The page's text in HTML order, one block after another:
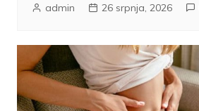
admin 26 srpnja, 2026